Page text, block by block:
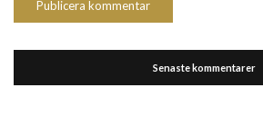
Senaste kommentarer